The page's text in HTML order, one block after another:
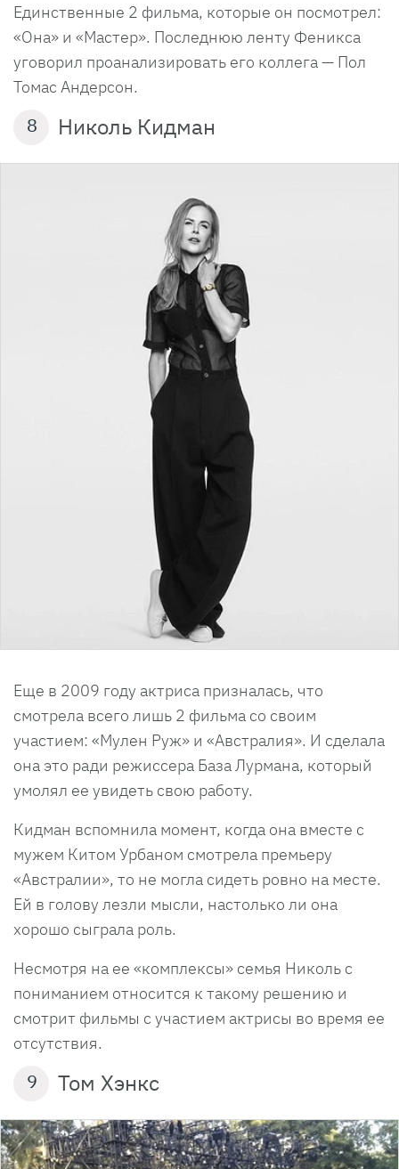
Единственные 2 фильма, которые он посмотрел:
«Она» и «Мастер». Последнюю ленту Феникса
уговорил проанализировать его коллега — Пол
Томас Андерсон.
8 Николь Кидман
Еще в 2009 году актриса призналась, что
смотрела всего лишь 2 фильма со своим
участием: «Мулен Руж» и «Австралия». И сделала
она это ради режиссера База Лурмана, который
умолял ее увидеть свою работу.
Кидман вспомнила момент, когда она вместе с
мужем Китом Урбаном смотрела премьеру
«Австралии», то не могла сидеть ровно на месте.
Ей в голову лезли мысли, настолько ли она
хорошо сыграла роль.
Несмотря на ее «комплексы» семья Николь с
пониманием относится к такому решению и
смотрит фильмы с участием актрисы во время ее
отсутствия.
9 Том Хэнкс